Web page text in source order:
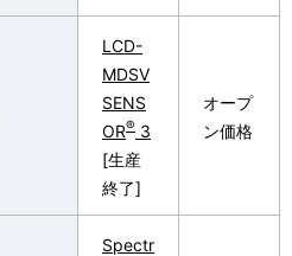
LCD-
MDSV
SENS
OR® 3
[生産
終了]
オープ
ン価格
Spectr